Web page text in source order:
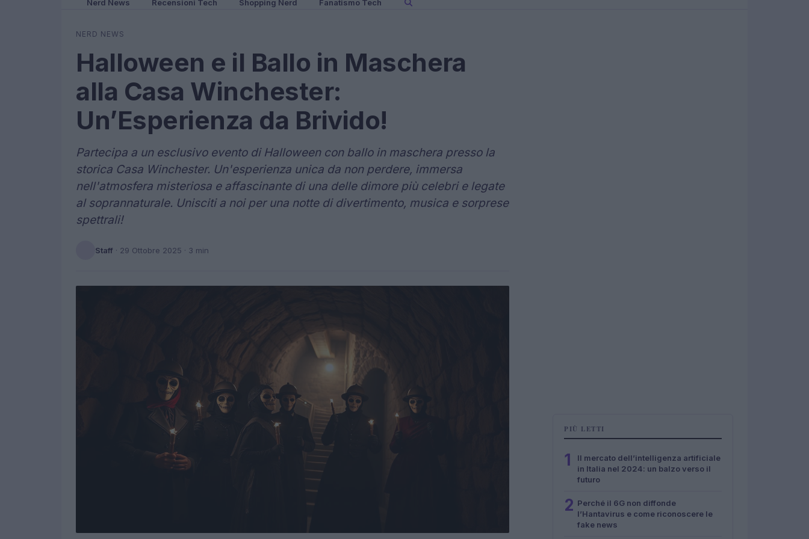
Nerd News Recensioni Tech Shopping Nerd Fanatismo Tech
NERD NEWS
Halloween e il Ballo in Maschera
alla Casa Winchester:
Un’Esperienza da Brivido!
Partecipa a un esclusivo evento di Halloween con ballo in maschera presso la
storica Casa Winchester. Un'esperienza unica da non perdere, immersa
nell'atmosfera misteriosa e affascinante di una delle dimore più celebri e legate
al soprannaturale. Unisciti a noi per una notte di divertimento, musica e sorprese
spettrali!
Staff · 29 Ottobre 2025 · 3 min
PIÙ LETTI
1
Il mercato dell’intelligenza artificiale
in Italia nel 2024: un balzo verso il
futuro
2 Perché il 6G non diffonde
l’Hantavirus e come riconoscere le
fake news